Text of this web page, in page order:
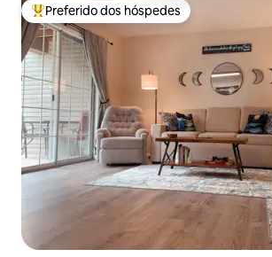
Entre os melhores preferidos dos hóspedes
Preferido dos hóspedes